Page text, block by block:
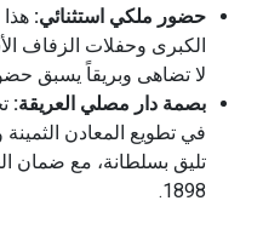
حضور ملكي استثنائي:
الكبرى وحفلات الزفاف
لا تضاهى وبريقاً يسبق
بصمة دار مصلي العريقة:
في تطويع المعادن الثمينة
تليق بسلطانة، مع ضمان
1898.